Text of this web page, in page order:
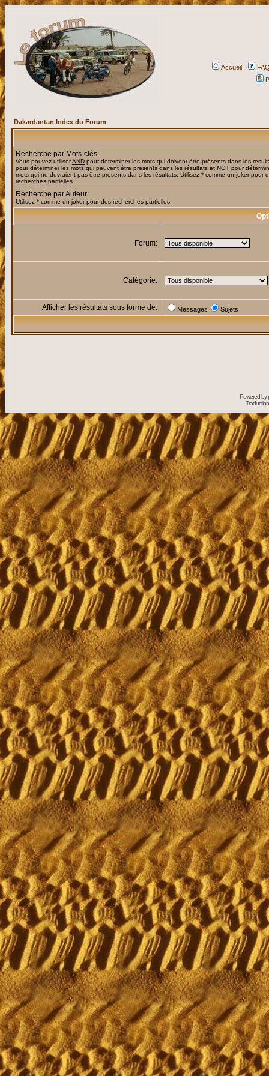
Accueil
Dakardantan Index du Forum
Recherche par Mots-clés:
Vous pouvez utiliserAND pour déterminer les mots qui doivent être présents dans les
pour déterminer les mots qui peuvent être présents dans les résultats et NOT pour
mots qui ne devraient pas être présents dans les résultats. Utilisez * comme un joker pour
recherches partielles
Recherche par Auteur:
Utilisez * comme un joker pour des recherches partielles
Forum:
Catégorie:
Afficher les résultats sous forme de: Messages Sujets
Powered by